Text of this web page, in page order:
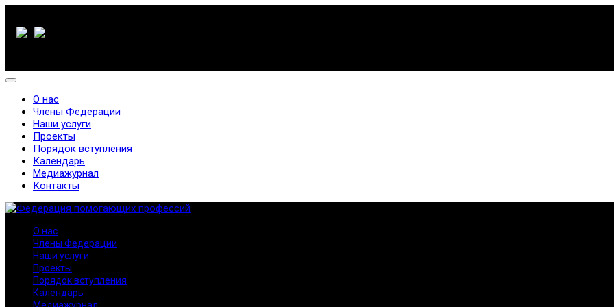
О нас
Члены Федерации
Наши услуги
Проекты
Порядок вступления
Календарь
Медиажурнал
Контакты
О нас
Члены Федерации
Наши услуги
Проекты
Порядок вступления
Календарь